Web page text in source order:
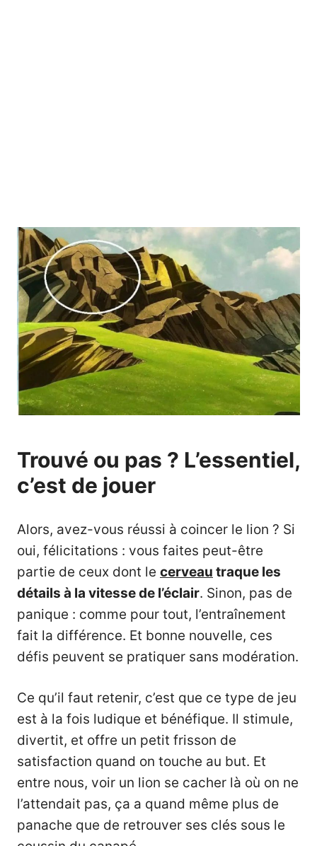
Trouvé ou pas ? L’essentiel,
c’est de jouer
Alors, avez-vous réussi à coincer le lion ? Si
oui, félicitations : vous faites peut-être
partie de ceux dont le cerveau traque les
détails à la vitesse de l’éclair. Sinon, pas de
panique : comme pour tout, l’entraînement
fait la différence. Et bonne nouvelle, ces
défis peuvent se pratiquer sans modération.
Ce qu’il faut retenir, c’est que ce type de jeu
est à la fois ludique et bénéfique. Il stimule,
divertit, et offre un petit frisson de
satisfaction quand on touche au but. Et
entre nous, voir un lion se cacher là où on ne
l’attendait pas, ça a quand même plus de
panache que de retrouver ses clés sous le